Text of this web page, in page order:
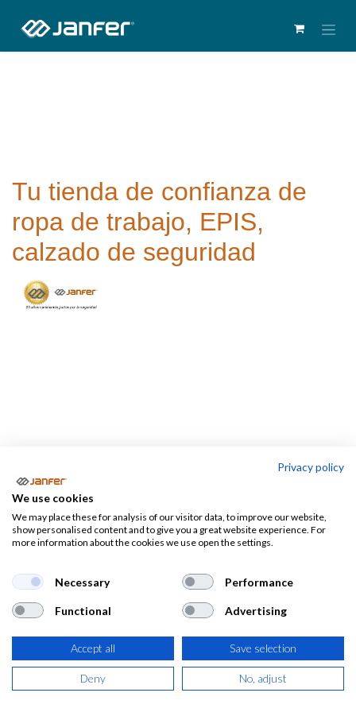
Tu tienda de confianza de
ropa de trabajo, EPIS,
calzado de seguridad
Frío extremo
Ropa
desechable
Ropa
ignífuga y
Frío
Ropa de trabajo para frío extremo
Te ofrecemosropa de trabajo para frío extremo.
necesitas para trabajar en cámaras frigoríficas, almacenes de
frío negativo y trabajos en exteriores con temperaturas bajo
Privacy policy
We use cookies
We may place these for analysis of our visitor data, to improve our website,
show personalised content and to give you a great website experience. For
more information about the cookies we use open the settings.
Necessary Performance
Functional Advertising
Accept all Save selection
Deny No, adjust